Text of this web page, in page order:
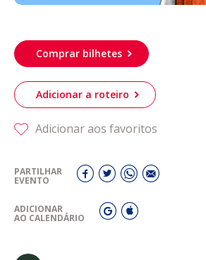
Comprar bilhetes
Adicionar a roteiro
Adicionar aos favoritos
PARTILHAR
EVENTO
ADICIONAR
AO CALENDÁRIO